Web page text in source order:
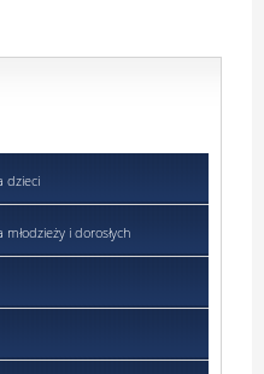
dzieci
i dorosłych